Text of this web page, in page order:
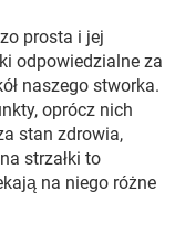
prosta i jej
odpowiedzialne za
naszego stworka.
oprócz nich
stan zdrowia,
strzałki to
na niego różne